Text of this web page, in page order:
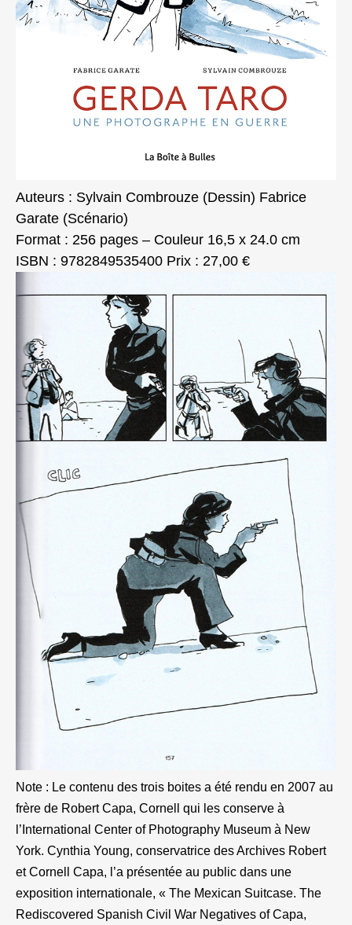
Auteurs : Sylvain Combrouze (Dessin) Fabrice
Garate (Scénario)
Format : 256 pages – Couleur 16,5 x 24.0 cm
ISBN : 9782849535400 Prix : 27,00 €
Note : Le contenu des trois boites a été rendu en 2007 au
frère de Robert Capa, Cornell qui les conserve à
l’International Center of Photography Museum à New
York. Cynthia Young, conservatrice des Archives Robert
et Cornell Capa, l’a présentée au public dans une
exposition internationale, « The Mexican Suitcase. The
Rediscovered Spanish Civil War Negatives of Capa,